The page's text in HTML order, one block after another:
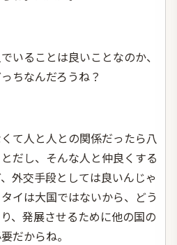
いることは良いことなのか、
ちなんだろうね？
て人と人との関係だったら八
だし、そんな人と仲良くする
外交手段としては良いんじゃ
イは大国ではないから、どう
、発展させるために他の国の
だからね。